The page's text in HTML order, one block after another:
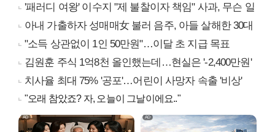
'패러디 여왕' 이수지 "제 불찰이자 책임" 사과, 무슨 일
아내 가출하자 성매매女 불러 음주, 아들 살해한 30대
"소득 상관없이 1인 50만원"…이달 초 지급 목표
김원훈 주식 1억8천 올인했는데…현실은 '-2,400만원'
치사율 최대 75% '공포'…어린이 사망자 속출 '비상'
"오래 참았죠? 자, 오늘이 그날이에요.."